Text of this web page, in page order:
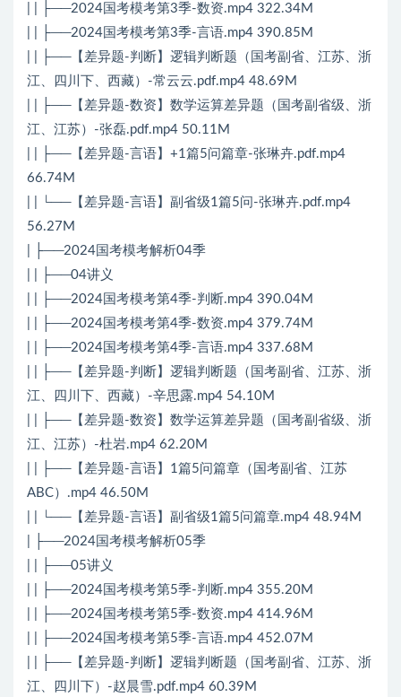
| | ├──2024国考模考第3季-数资.mp4 322.34M
| | ├──2024国考模考第3季-言语.mp4 390.85M
| | ├──【差异题-判断】逻辑判断题（国考副省、江苏、浙
江、四川下、西藏）-常云云.pdf.mp4 48.69M
| | ├──【差异题-数资】数学运算差异题（国考副省级、浙
江、江苏）-张磊.pdf.mp4 50.11M
| | ├──【差异题-言语】+1篇5问篇章-张琳卉.pdf.mp4
66.74M
| | └──【差异题-言语】副省级1篇5问-张琳卉.pdf.mp4
56.27M
| ├──2024国考模考解析04季
| | ├──04讲义
| | ├──2024国考模考第4季-判断.mp4 390.04M
| | ├──2024国考模考第4季-数资.mp4 379.74M
| | ├──2024国考模考第4季-言语.mp4 337.68M
| | ├──【差异题-判断】逻辑判断题（国考副省、江苏、浙
江、四川下、西藏）-辛思露.mp4 54.10M
| | ├──【差异题-数资】数学运算差异题（国考副省级、浙
江、江苏）-杜岩.mp4 62.20M
| | ├──【差异题-言语】1篇5问篇章（国考副省、江苏
ABC）.mp4 46.50M
| | └──【差异题-言语】副省级1篇5问篇章.mp4 48.94M
| ├──2024国考模考解析05季
| | ├──05讲义
| | ├──2024国考模考第5季-判断.mp4 355.20M
| | ├──2024国考模考第5季-数资.mp4 414.96M
| | ├──2024国考模考第5季-言语.mp4 452.07M
| | ├──【差异题-判断】逻辑判断题（国考副省、江苏、浙
江、四川下）-赵晨雪.pdf.mp4 60.39M